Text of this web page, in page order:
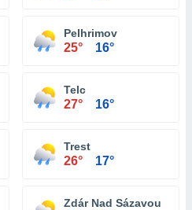
Pelhrimov
25° 16°
Telc
27° 16°
Trest
26° 17°
Zdár Nad Sázavou